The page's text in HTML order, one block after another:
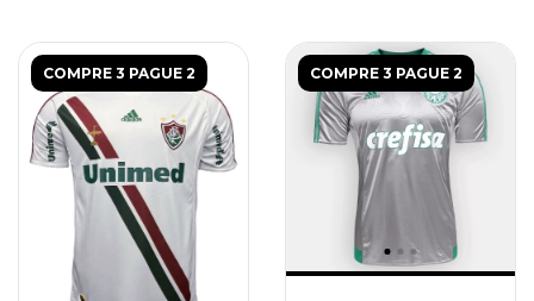
COMPRE 3 PAGUE 2 COMPRE 3 PAGUE 2